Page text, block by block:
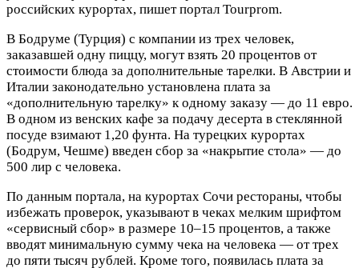
российских курортах, пишет портал Tourprom.
В Бодруме (Турция) с компании из трех человек,
заказавшей одну пиццу, могут взять 20 процентов от
стоимости блюда за дополнительные тарелки. В Австрии и
Италии законодательно установлена плата за
«дополнительную тарелку» к одному заказу — до 11 евро.
В одном из венских кафе за подачу десерта в стеклянной
посуде взимают 1,20 фунта. На турецких курортах
(Бодрум, Чешме) введен сбор за «накрытие стола» — до
500 лир с человека.
По данным портала, на курортах Сочи рестораны, чтобы
избежать проверок, указывают в чеках мелким шрифтом
«сервисный сбор» в размере 10–15 процентов, а также
вводят минимальную сумму чека на человека — от трех
до пяти тысяч рублей. Кроме того, появилась плата за